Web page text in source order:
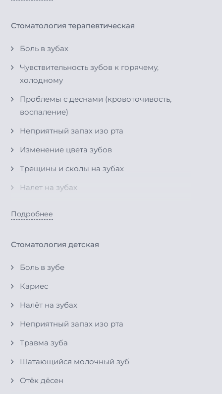
Неудовлетворительная эстетика улыбки
Неравномерный зубной ряд
Стоматология терапевтическая
Боль в зубах
Чувствительность зубов к горячему,
холодному
Проблемы с деснами (кровоточивость,
воспаление)
Неприятный запах изо рта
Изменение цвета зубов
Трещины и сколы на зубах
Налет на зубах
Чувствительность зубов к сладкому или
Подробнее
Стоматология детская
Боль в зубе
Кариес
Налёт на зубах
Неприятный запах изо рта
Травма зуба
Шатающийся молочный зуб
Отёк дёсен